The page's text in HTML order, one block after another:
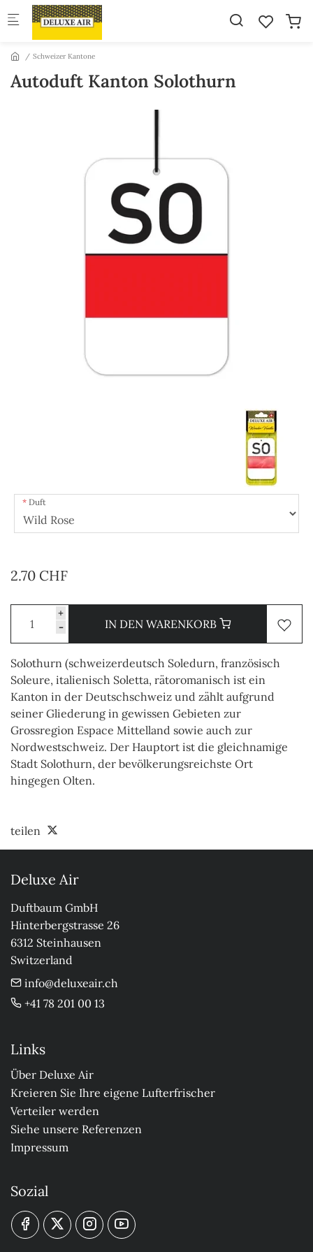
Skip to main content
Schweizer Kantone
Autoduft Kanton Solothurn
Duft
2.70 CHF
+
-
IN DEN WARENKORB
Solothurn (schweizerdeutsch Soledurn, französisch
Soleure, italienisch Soletta, rätoromanisch ist ein
Kanton in der Deutschschweiz und zählt aufgrund
seiner Gliederung in gewissen Gebieten zur
Grossregion Espace Mittelland sowie auch zur
Nordwestschweiz. Der Hauptort ist die gleichnamige
Stadt Solothurn, der bevölkerungsreichste Ort
hingegen Olten.
teilen
Deluxe Air
Duftbaum GmbH
Hinterbergstrasse 26
6312 Steinhausen
Switzerland
info@deluxeair.ch
+41 78 201 00 13
Links
Über Deluxe Air
Kreieren Sie Ihre eigene Lufterfrischer
Verteiler werden
Siehe unsere Referenzen
Impressum
Sozial